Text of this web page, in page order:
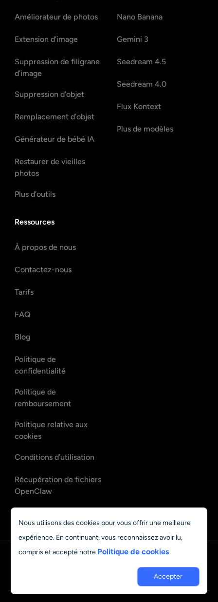
Améliorateur de photos
Extension d’image
Suppression de filigrane
d’image
Suppression d’objet
Remplacement d’objet
Générateur de bébé IA
Restaurer de vieilles
photos
Plus d’outils
Nano Banana
Gemini 3
Seedream 4.5
Seedream 4.0
Flux Kontext
Plus de modèles
Ressources
À propos de nous
Contactez-nous
Tarifs
FAQ
Blog
Politique de
confidentialité
Politique de
remboursement
Politique relative aux
cookies
Conditions d’utilisation
Récupération de fichiers
OpenClaw
OpenClaw
© 2023 - 2026 Grand Vision Tech Software Limited. All rights
Nous utilisons des cookies pour vous offrir une meilleure
expérience. En continuant, vous reconnaissez avoir lu,
compris et accepté notre Politique de cookies
Accepter